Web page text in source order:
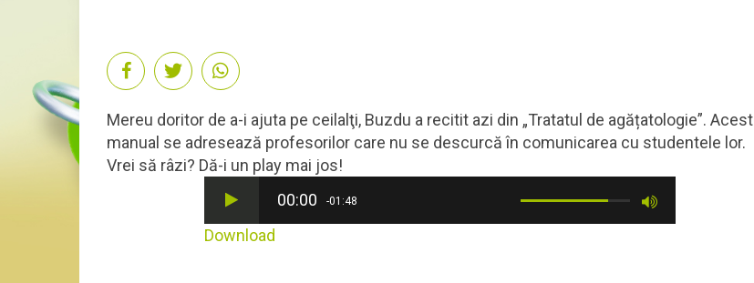
Mereu doritor de a-i ajuta pe ceilalţi, Buzdu a recitit azi din „Tratatul de agățatologie”. Acest
manual se adresează profesorilor care nu se descurcă în comunicarea cu studentele lor.
Vrei să râzi? Dă-i un play mai jos!
00:00
-01:48
Download